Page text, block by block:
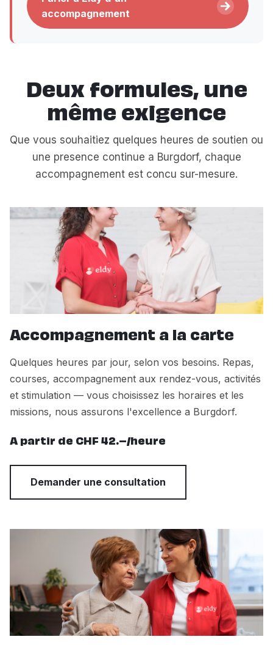
accompagnement
Deux formules, une
même exigence
Que vous souhaitiez quelques heures de soutien ou
une presence continue a Burgdorf, chaque
accompagnement est concu sur-mesure.
Accompagnement a la carte
Quelques heures par jour, selon vos besoins. Repas,
courses, accompagnement aux rendez-vous, activités
et stimulation — vous choisissez les horaires et les
missions, nous assurons l'excellence a Burgdorf.
A partir de CHF 42.–/heure
Demander une consultation